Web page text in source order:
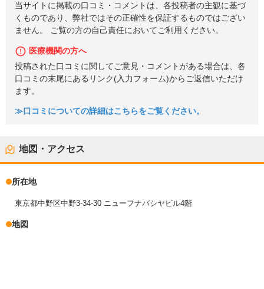
当サイトに掲載の口コミ・コメントは、各投稿者の主観に基づ
くものであり、弊社ではその正確性を保証するものではござい
ません。 ご覧の方の自己責任においてご利用ください。
医療機関の方へ
投稿された口コミに関してご意見・コメントがある場合は、各
口コミの末尾にあるリンク(入力フォーム)からご返信いただけ
ます。
≫口コミについての詳細はこちらをご覧ください。
地図・アクセス
所在地
東京都中野区中野3-34-30 ニューフナバシヤビル4階
地図